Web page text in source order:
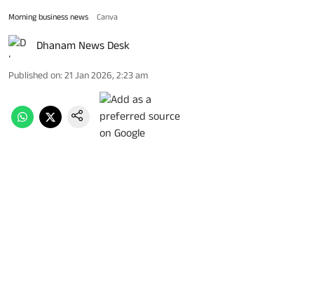
Morning business news Canva
Dhanam News Desk
Published on: 21 Jan 2026, 2:23 am